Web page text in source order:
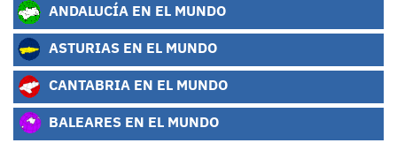
ANDALUCÍA EN EL MUNDO
ASTURIAS EN EL MUNDO
CANTABRIA EN EL MUNDO
BALEARES EN EL MUNDO